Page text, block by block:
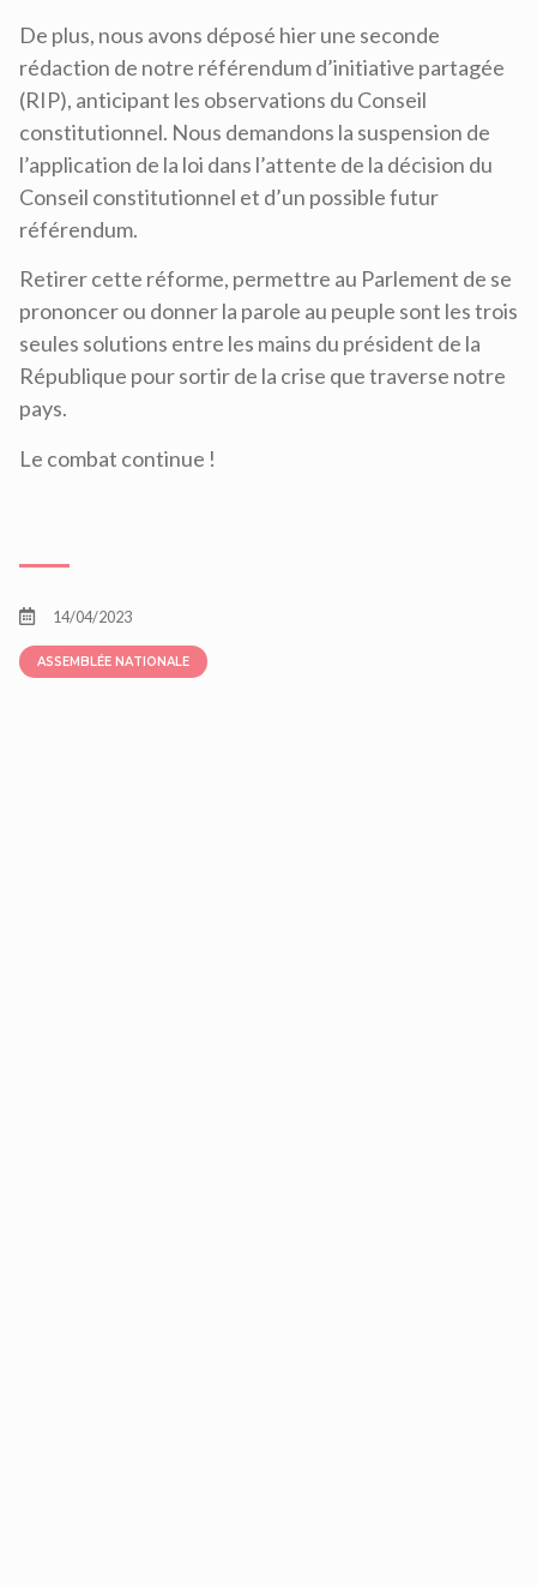
De plus, nous avons déposé hier une seconde
rédaction de notre référendum d’initiative partagée
(RIP), anticipant les observations du Conseil
constitutionnel. Nous demandons la suspension de
l’application de la loi dans l’attente de la décision du
Conseil constitutionnel et d’un possible futur
référendum.
Retirer cette réforme, permettre au Parlement de se
prononcer ou donner la parole au peuple sont les trois
seules solutions entre les mains du président de la
République pour sortir de la crise que traverse notre
pays.
Le combat continue !
14/04/2023
ASSEMBLÉE NATIONALE